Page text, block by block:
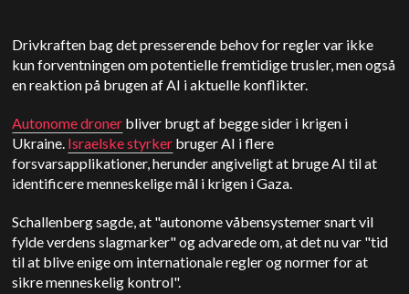
Drivkraften bag det presserende behov for regler var ikke
kun forventningen om potentielle fremtidige trusler, men også
en reaktion på brugen af AI i aktuelle konflikter.
Autonome droner bliver brugt af begge sider i krigen i
Ukraine. Israelske styrker bruger AI i flere
forsvarsapplikationer, herunder angiveligt at bruge AI til at
identificere menneskelige mål i krigen i Gaza.
Schallenberg sagde, at "autonome våbensystemer snart vil
fylde verdens slagmarker" og advarede om, at det nu var "tid
til at blive enige om internationale regler og normer for at
sikre menneskelig kontrol".